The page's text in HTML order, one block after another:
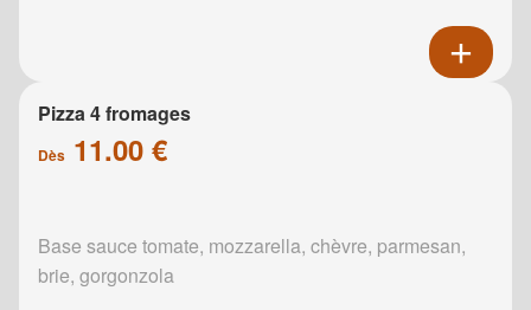
Pizza 4 fromages
Dès 11.00 €
Base sauce tomate, mozzarella, chèvre, parmesan,
brie, gorgonzola